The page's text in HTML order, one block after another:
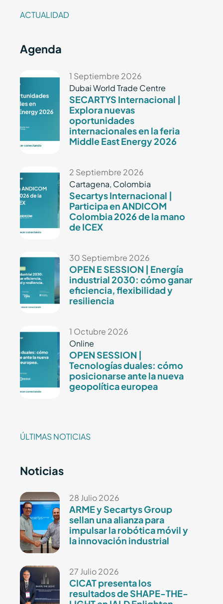
ACTUALIDAD
Agenda
SECARTYS Internacional |
Explora nuevas
oportunidades
internacionales en la feria
Middle East Energy 2026
Dubai World Trade Centre
1 Septiembre 2026
Secartys Internacional |
Participa en ANDICOM
Colombia 2026 de la mano
de ICEX
Cartagena, Colombia
2 Septiembre 2026
OPEN E SESSION | Energía
industrial 2030: cómo ganar
eficiencia, flexibilidad y
resiliencia
30 Septiembre 2026
OPEN SESSION |
Tecnologías duales: cómo
posicionarse ante la nueva
geopolítica europea
Online
1 Octubre 2026
ÚLTIMAS NOTICIAS
Noticias
ARME y Secartys Group
sellan una alianza para
impulsar la robótica móvil y
la innovación industrial
28 Julio 2026
CICAT presenta los
resultados de SHAPE-THE-
27 Julio 2026